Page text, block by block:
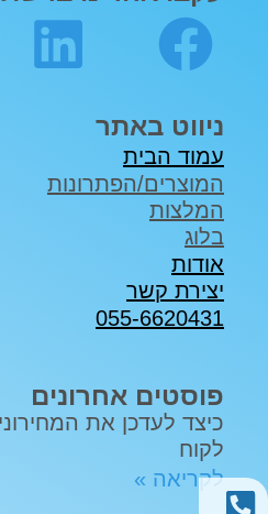
ניווט באתר
עמוד הבית
המוצרים/הפתרונות
המלצות
בלוג
אודות
יצירת קשר
055-6620431
פוסטים אחרונים
כיצד לעדכן את
לקוח
לקריאה »